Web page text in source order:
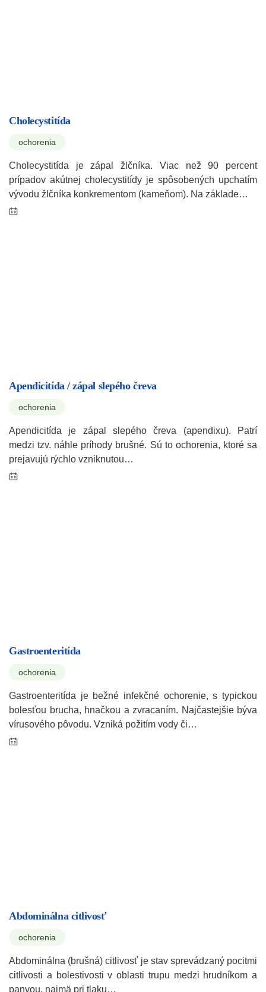
Cholecystitída
ochorenia
Cholecystitída je zápal žlčníka. Viac než 90 percent
prípadov akútnej cholecystitídy je spôsobených upchatím
vývodu žlčníka konkrementom (kameňom). Na základe…
Apendicitída / zápal slepého čreva
ochorenia
Apendicitída je zápal slepého čreva (apendixu). Patrí
medzi tzv. náhle príhody brušné. Sú to ochorenia, ktoré sa
prejavujú rýchlo vzniknutou…
Gastroenteritída
ochorenia
Gastroenteritída je bežné infekčné ochorenie, s typickou
bolesťou brucha, hnačkou a zvracaním. Najčastejšie býva
vírusového pôvodu. Vzniká požitím vody či…
Abdominálna citlivosť
ochorenia
Abdominálna (brušná) citlivosť je stav sprevádzaný pocitmi
citlivosti a bolestivosti v oblasti trupu medzi hrudníkom a
panvou, najmä pri tlaku…